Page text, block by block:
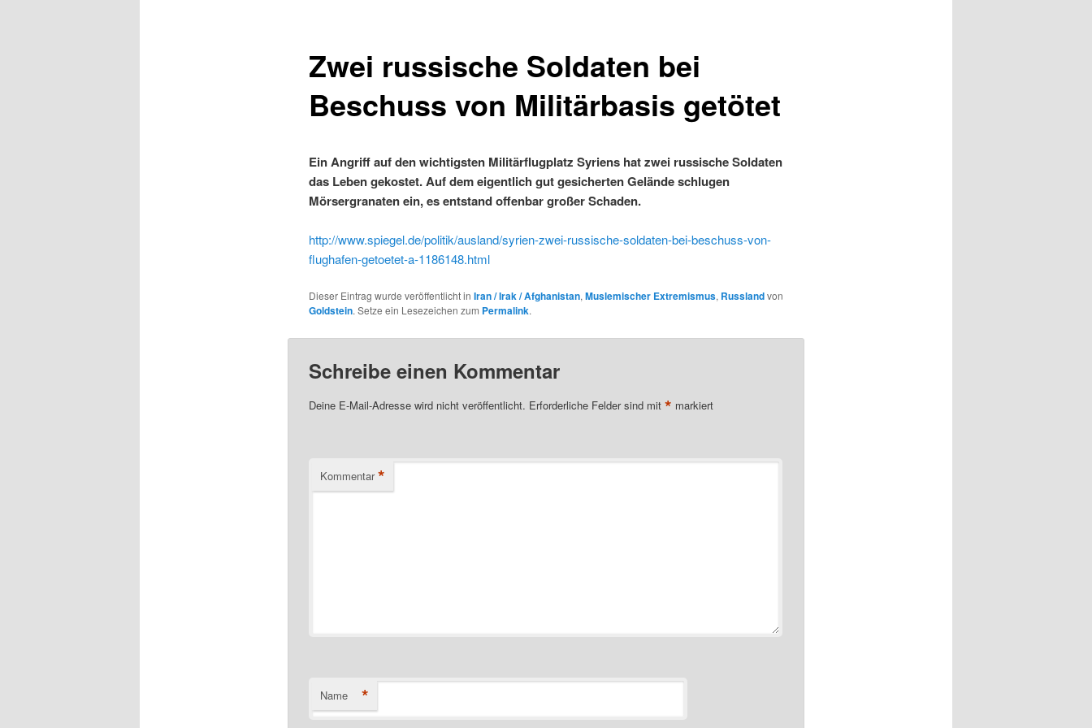
Zwei russische Soldaten bei
Beschuss von Militärbasis getötet
Ein Angriff auf den wichtigsten Militärflugplatz Syriens hat zwei russische Soldaten
das Leben gekostet. Auf dem eigentlich gut gesicherten Gelände schlugen
Mörsergranaten ein, es entstand offenbar großer Schaden.
http://www.spiegel.de/politik/ausland/syrien-zwei-russische-soldaten-bei-beschuss-von-
flughafen-getoetet-a-1186148.html
Dieser Eintrag wurde veröffentlicht in Iran / Irak / Afghanistan,Muslemischer Extremismus, Russlandvon
Goldstein. Setze ein Lesezeichen zum Permalink.
Schreibe einen Kommentar
Deine E-Mail-Adresse wird nicht veröffentlicht. Erforderliche Felder sind mit * markiert
Kommentar *
Name *